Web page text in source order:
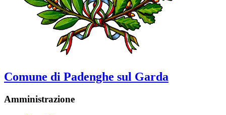
Comune di Padenghe sul Garda
Amministrazione